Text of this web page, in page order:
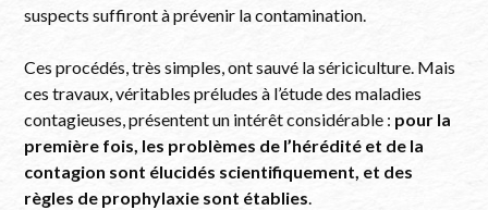
suspects suffiront à prévenir la contamination.
Ces procédés, très simples, ont sauvé la sériciculture. Mais
ces travaux, véritables préludes à l’étude des maladies
contagieuses, présentent un intérêt considérable : pour la
première fois, les problèmes de l’hérédité et de la
contagion sont élucidés scientifiquement, et des
règles de prophylaxie sont établies.